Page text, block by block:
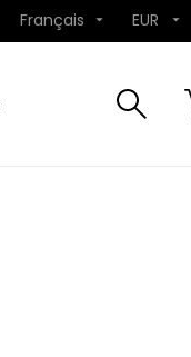
Français  EUR 